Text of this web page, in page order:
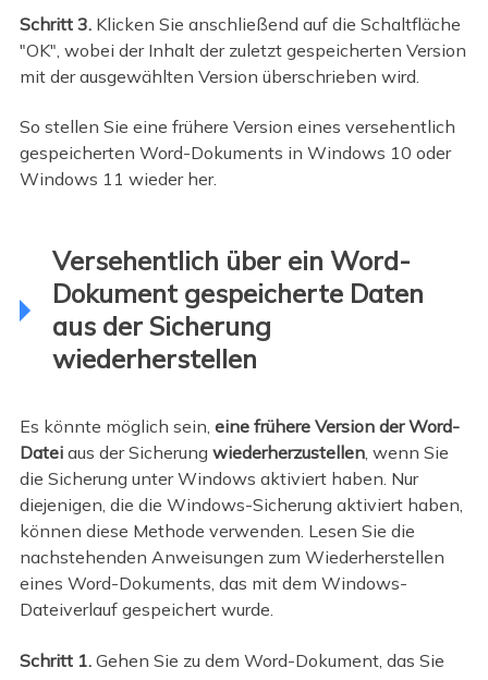
Schritt 3. Klicken Sie anschließend auf die Schaltfläche
"OK", wobei der Inhalt der zuletzt gespeicherten Version
mit der ausgewählten Version überschrieben wird.
So stellen Sie eine frühere Version eines versehentlich
gespeicherten Word-Dokuments in Windows 10 oder
Windows 11 wieder her.
Versehentlich über ein Word-
Dokument gespeicherte Daten
aus der Sicherung
wiederherstellen
Es könnte möglich sein, eine frühere Version der Word-
Dateiaus der Sicherung wiederherzustellen, wenn Sie
die Sicherung unter Windows aktiviert haben. Nur
diejenigen, die die Windows-Sicherung aktiviert haben,
können diese Methode verwenden. Lesen Sie die
nachstehenden Anweisungen zum Wiederherstellen
eines Word-Dokuments, das mit dem Windows-
Dateiverlauf gespeichert wurde.
Schritt 1. Gehen Sie zu dem Word-Dokument, das Sie